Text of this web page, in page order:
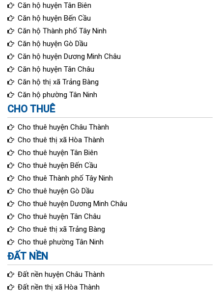
Căn hộ huyện Tân Biên
Căn hộ huyện Bến Cầu
Căn hộ Thành phố Tây Ninh
Căn hộ huyện Gò Dầu
Căn hộ huyện Dương Minh Châu
Căn hộ huyện Tân Châu
Căn hộ thị xã Trảng Bàng
Căn hộ phường Tân Ninh
CHO THUÊ
Cho thuê huyện Châu Thành
Cho thuê thị xã Hòa Thành
Cho thuê huyện Tân Biên
Cho thuê huyện Bến Cầu
Cho thuê Thành phố Tây Ninh
Cho thuê huyện Gò Dầu
Cho thuê huyện Dương Minh Châu
Cho thuê huyện Tân Châu
Cho thuê thị xã Trảng Bàng
Cho thuê phường Tân Ninh
ĐẤT NỀN
Đất nền huyện Châu Thành
Đất nền thị xã Hòa Thành